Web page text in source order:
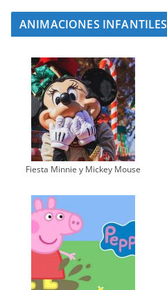
ANIMACIONES INFANTILES
Fiesta Minnie y Mickey Mouse